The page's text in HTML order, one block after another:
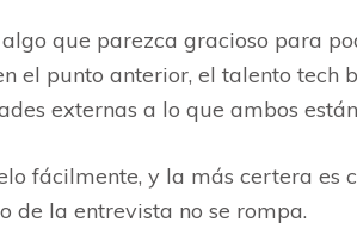
que parezca gracioso para
el punto anterior, el talento tech
externas a lo que ambos
fácilmente, y la más certera es
de la entrevista no se rompa.